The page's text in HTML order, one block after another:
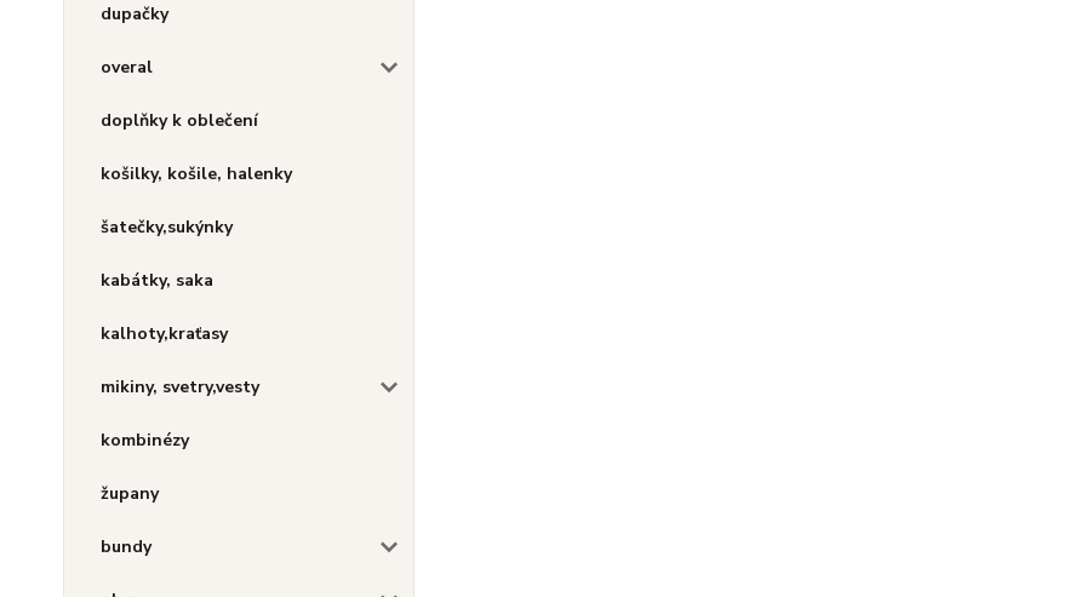
dupačky
overal
doplňky k oblečení
košilky, košile, halenky
šatečky,sukýnky
kabátky, saka
kalhoty,kraťasy
mikiny, svetry,vesty
kombinézy
župany
bundy